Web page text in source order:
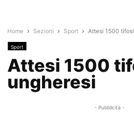
Home Sezioni Sport Attesi 1500
Sport
Attesi 1500
ungheresi
- Pubblicità -